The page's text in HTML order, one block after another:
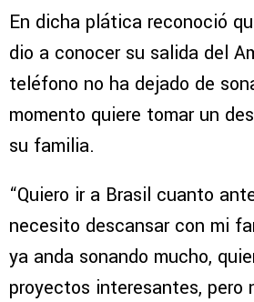
En dicha plática reconoció
dio a conocer su salida del
teléfono no ha dejado de
momento quiere tomar un
su familia.
“Quiero ir a Brasil cuanto
necesito descansar con mi
ya anda sonando mucho,
proyectos interesantes, pero